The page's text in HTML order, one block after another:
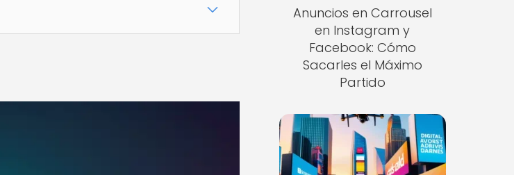
Anuncios en Carrousel
en Instagram y
Facebook: Cómo
Sacarles el Máximo
Partido